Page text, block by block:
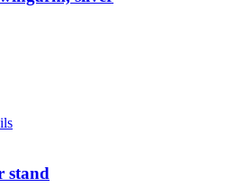
stand